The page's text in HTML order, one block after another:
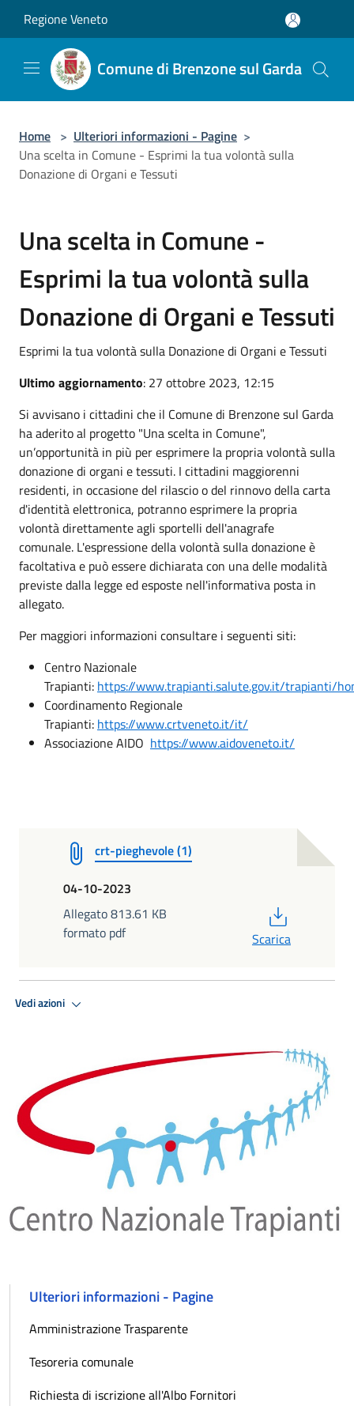
Regione Veneto
Comune di Brenzone sul Garda
Home > Ulteriori informazioni - Pagine >
Una scelta in Comune - Esprimi la tua volontà sulla
Donazione di Organi e Tessuti
Una scelta in Comune -
Esprimi la tua volontà sulla
Donazione di Organi e Tessuti
Esprimi la tua volontà sulla Donazione di Organi e Tessuti
Ultimo aggiornamento: 27 ottobre 2023, 12:15
Si avvisano i cittadini che il Comune di Brenzone sul Garda
ha aderito al progetto "Una scelta in Comune",
un’opportunità in più per esprimere la propria volontà sulla
donazione di organi e tessuti. I cittadini maggiorenni
residenti, in occasione del rilascio o del rinnovo della carta
d'identità elettronica, potranno esprimere la propria
volontà direttamente agli sportelli dell'anagrafe
comunale. L'espressione della volontà sulla donazione è
facoltativa e può essere dichiarata con una delle modalità
previste dalla legge ed esposte nell'informativa posta in
allegato.
Per maggiori informazioni consultare i seguenti siti:
Centro Nazionale
Trapianti: https://www.trapianti.salute.gov.it/trapianti/
Coordinamento Regionale
Trapianti: https://www.crtveneto.it/it/
Associazione AIDO https://www.aidoveneto.it/
crt-pieghevole (1)
04-10-2023
Allegato 813.61 KB
formato pdf
Scarica
Vedi azioni
Ulteriori informazioni - Pagine
Amministrazione Trasparente
Tesoreria comunale
Richiesta di iscrizione all'Albo Fornitori